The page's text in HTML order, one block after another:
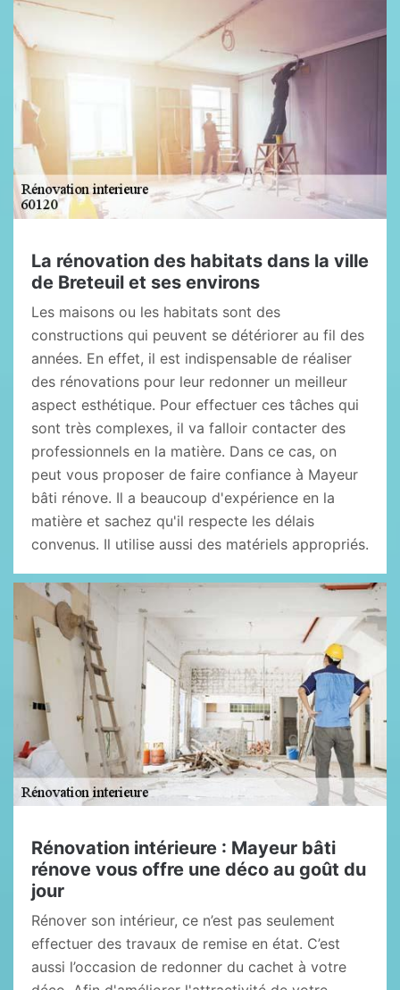
La rénovation des habitats dans la ville
de Breteuil et ses environs
Les maisons ou les habitats sont des
constructions qui peuvent se détériorer au fil des
années. En effet, il est indispensable de réaliser
des rénovations pour leur redonner un meilleur
aspect esthétique. Pour effectuer ces tâches qui
sont très complexes, il va falloir contacter des
professionnels en la matière. Dans ce cas, on
peut vous proposer de faire confiance à Mayeur
bâti rénove. Il a beaucoup d'expérience en la
matière et sachez qu'il respecte les délais
convenus. Il utilise aussi des matériels appropriés.
Rénovation intérieure : Mayeur bâti
rénove vous offre une déco au goût du
jour
Rénover son intérieur, ce n’est pas seulement
effectuer des travaux de remise en état. C’est
aussi l’occasion de redonner du cachet à votre